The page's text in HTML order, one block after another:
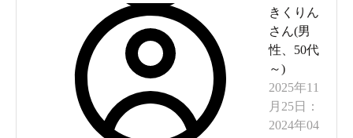
きくりん
さん(男
性
50代
～)
2025年11
月25日
：
2024年04